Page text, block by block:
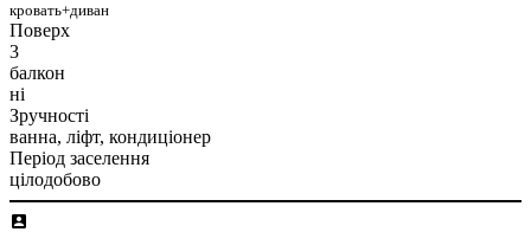
кровать+диван
Поверх
3
балкон
ні
Зручності
ванна, ліфт, кондиціонер
Період заселення
цілодобово